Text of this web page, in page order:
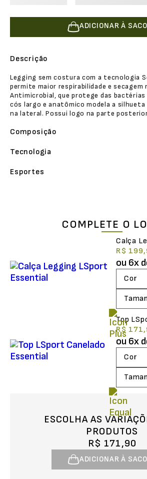
ADICIONAR À
Descrição
Legging sem costura com a tecnologia
permite maior respirabilidade e secagem
Antimicrobial, que protege das bactérias
cós largo e anatômico modela a
na lateral. Possui logo na parte
Composição
Tecnologia
Esportes
COMPLETE O
Calça
R$
ou 6x
Top
R$
ou 6x
ESCOLHA AS
PRODUTOS
R$ 171,90
ADICIONAR À